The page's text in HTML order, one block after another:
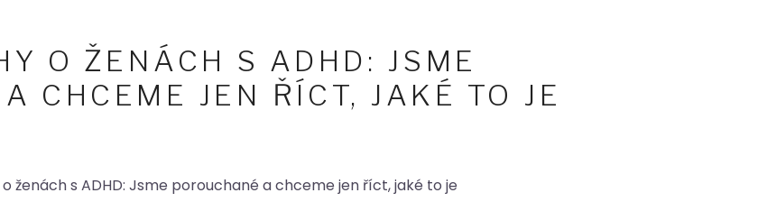
O ŽENÁCH S ADHD: JSME
CHCEME JEN ŘÍCT, JAKÉ TO JE
ženách s ADHD: Jsme porouchané a chceme jen říct, jaké to je